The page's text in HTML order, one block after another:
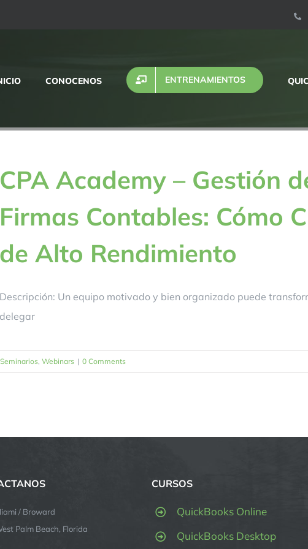
CONOCENOS ENTRENAMIENTOS
CPA Academy – Gestión
Firmas Contables: Cómo
de Alto Rendimiento
Descripción: Un equipo motivado y bien organizado puede
delegar
Seminarios, Webinars | 0 Comments
/ Broward
Palm Beach, Florida
CURSOS
QuickBooks Online
QuickBooks Desktop